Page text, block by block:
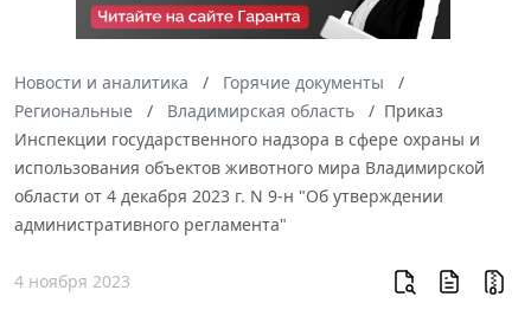
Новости и аналитика
Горячие документы
Региональные
Владимирская область
Приказ
Инспекции государственного надзора в сфере охраны и
использования объектов животного мира Владимирской
области от 4 декабря 2023 г. N 9-н "Об утверждении
административного регламента"
4 ноября 2023